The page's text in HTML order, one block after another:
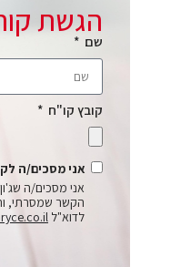
הגשת
שם
קובץ קו"ח
אני מסכים/ה
אני מסכים/ה
הקשר שמסרתי,
לדוא"ל